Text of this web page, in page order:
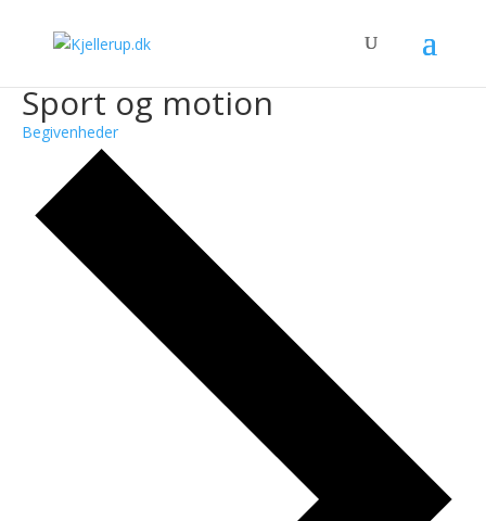
Sport og motion
Begivenheder